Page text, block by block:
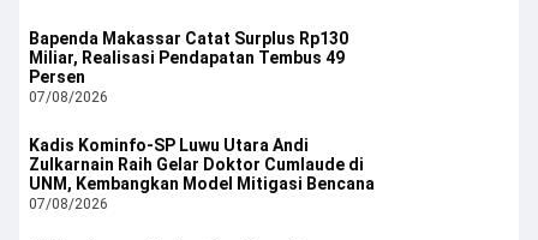
Bapenda Makassar Catat Surplus Rp130
Miliar, Realisasi Pendapatan Tembus 49
Persen
07/08/2026
Kadis Kominfo-SP Luwu Utara Andi
Zulkarnain Raih Gelar Doktor Cumlaude di
UNM, Kembangkan Model Mitigasi Bencana
07/08/2026